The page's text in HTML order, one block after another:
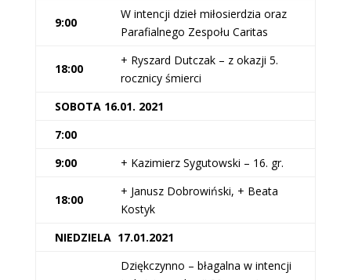
9:00
W intencji dzieł miłosierdzia oraz
Parafialnego Zespołu Caritas
18:00
+ Ryszard Dutczak – z okazji 5.
rocznicy śmierci
SOBOTA 16.01. 2021
7:00
9:00
+ Kazimierz Sygutowski – 16. gr.
18:00
+ Janusz Dobrowiński, + Beata
Kostyk
NIEDZIELA 17.01.2021
Dziękczynno – błagalna w intencji